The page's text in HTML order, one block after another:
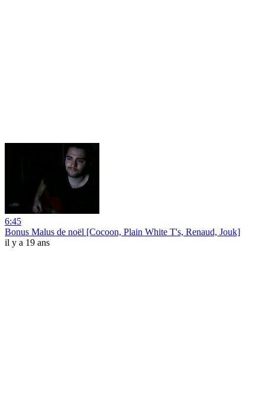
6:45
Bonus Malus de noël [Cocoon, Plain White T's, Renaud, Jouk]
il y a 19 ans